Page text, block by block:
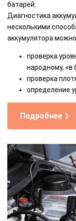
батарей.
Диагностика
несколькими
аккумулятора
проверка
народному, «в
проверка
определение
Подробнее